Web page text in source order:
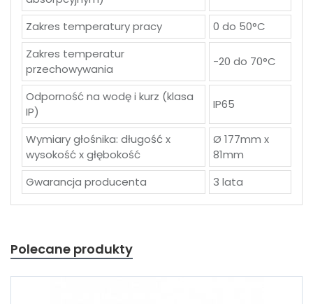
Zakres temperatury pracy
0 do 50°C
Zakres temperatur
przechowywania
-20 do 70°C
Odporność na wodę i kurz (klasa
IP)
IP65
Wymiary głośnika: długość x
wysokość x głębokość
Ø 177mm x
81mm
Gwarancja producenta
3 lata
Polecane produkty